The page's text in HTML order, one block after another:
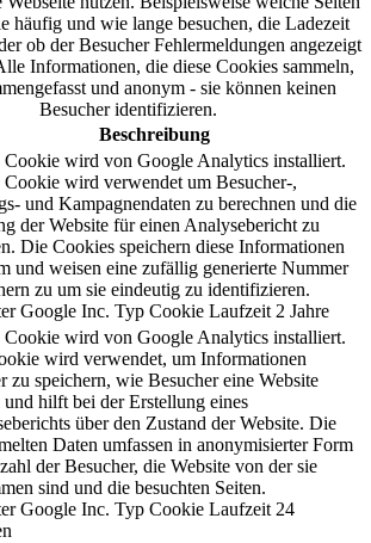
häufig und wie lange besuchen, die Ladezeit
ob der Besucher Fehlermeldungen angezeigt
Informationen, die diese Cookies sammeln,
und anonym - sie können keinen
Besucher identifizieren.
Beschreibung
Cookie wird von Google Analytics installiert.
Cookie wird verwendet um Besucher-,
und Kampagnendaten zu berechnen und die
der Website für einen Analysebericht zu
Die Cookies speichern diese Informationen
und weisen eine zufällig generierte Nummer
zu um sie eindeutig zu identifizieren.
Google Inc. Typ Cookie Laufzeit 2 Jahre
Cookie wird von Google Analytics installiert.
wird verwendet, um Informationen
zu speichern, wie Besucher eine Website
und hilft bei der Erstellung eines
über den Zustand der Website. Die
Daten umfassen in anonymisierter Form
der Besucher, die Website von der sie
sind und die besuchten Seiten.
Google Inc. Typ Cookie Laufzeit 24